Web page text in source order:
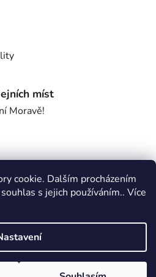
cookie. Dalším procházením
s jejich používáním.. Více
míst
Moravě!